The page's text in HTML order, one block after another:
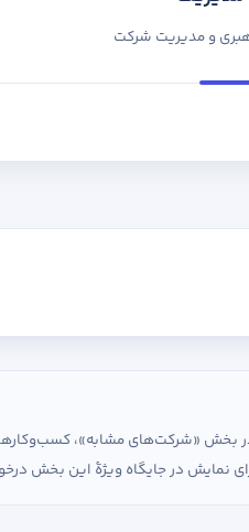
و مدیریت شرکت
در بخش «شرکت‌های مشابه»،
نمایش در جایگاه ویژهٔ این بخش